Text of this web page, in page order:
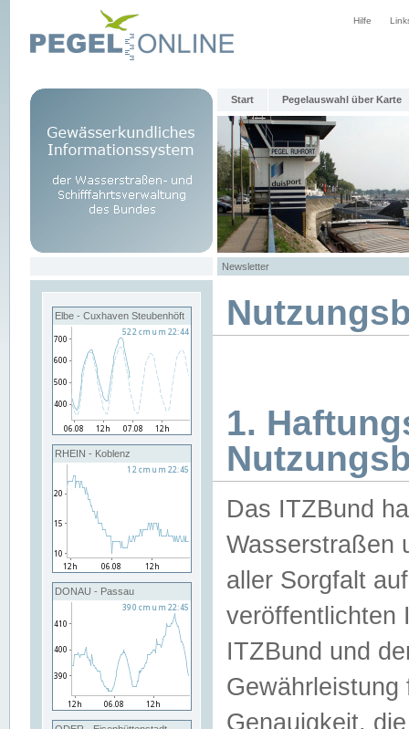
Hilfe
Start Pegelauswahl über Karte
Newsletter
Elbe - Cuxhaven Steubenhöft
RHEIN - Koblenz
DONAU - Passau
1.
Das ITZBund
Wasserstraßen
aller Sorgfalt
veröffentlichten
ITZBund und
Genauigkeit,